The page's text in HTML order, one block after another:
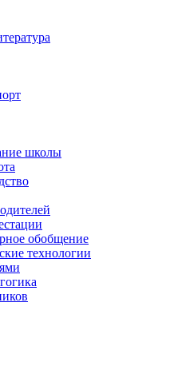
школы
обобщение
технологии